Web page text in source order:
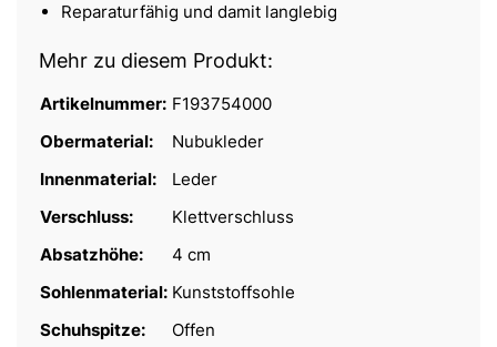
Reparaturfähig und damit langlebig
Mehr zu diesem Produkt:
Artikelnummer: F193754000
Obermaterial:
Nubukleder
Innenmaterial:
Leder
Verschluss:
Klettverschluss
Absatzhöhe:
4 cm
Sohlenmaterial: Kunststoffsohle
Schuhspitze:
Offen